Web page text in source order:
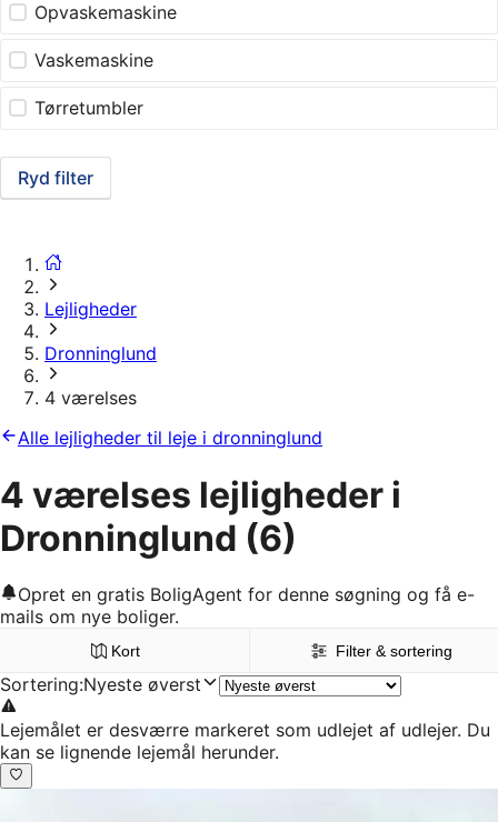
Opvaskemaskine
Vaskemaskine
Tørretumbler
Ryd filter
Lejligheder
Dronninglund
4 værelses
Alle lejligheder til leje i dronninglund
4 værelses lejligheder i
Dronninglund (6)
Opret en gratis BoligAgent for denne søgning og få e-
mails om nye boliger.
Kort Filter & sortering
Sortering:Nyeste øverst
Lejemålet er desværre markeret som udlejet af udlejer. Du
kan se lignende lejemål herunder.